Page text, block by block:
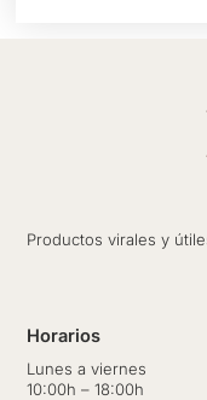
Productos virales y
Horarios
Lunes a viernes
10:00h – 18:00h